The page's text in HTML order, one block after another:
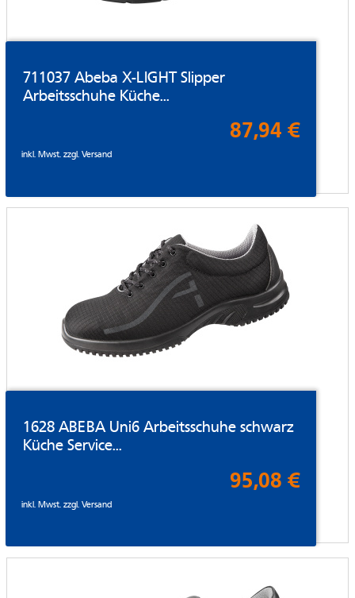
711037 Abeba X-LIGHT Slipper
Arbeitsschuhe Küche...
87,94 €
inkl. Mwst. zzgl.Versand
1628 ABEBA Uni6 Arbeitsschuhe schwarz
Küche Service...
95,08 €
inkl. Mwst. zzgl.Versand